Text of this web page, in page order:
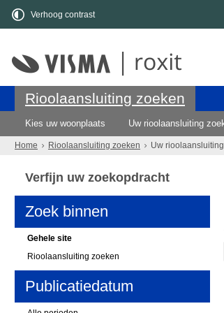
Verhoog contrast
Rioolaansluiting zoeken
Kies uw woonplaats Uw rioolaansluiting
Home Rioolaansluiting zoeken Uw
Verfijn uw zoekopdracht
Zoek binnen
Gehele site
Rioolaansluiting zoeken
Publicatiedatum